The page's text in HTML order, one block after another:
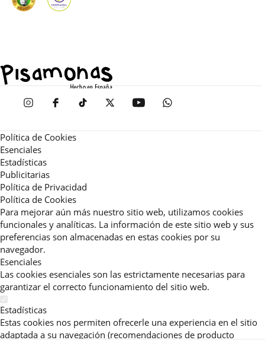
Política de Cookies
Esenciales
Estadísticas
Publicitarias
Política de Privacidad
Política de Cookies
Para mejorar aún más nuestro sitio web, utilizamos cookies
funcionales y analíticas. La información de este sitio web y sus
preferencias son almacenadas en estas cookies por su
navegador.
Esenciales
Las cookies esenciales son las estrictamente necesarias para
garantizar el correcto funcionamiento del sitio web.
Estadísticas
Estas cookies nos permiten ofrecerle una experiencia en el sitio
adaptada a su navegación (recomendaciones de producto